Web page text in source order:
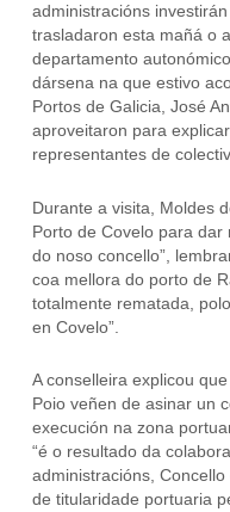
administracións
trasladaron esta mañá o
departamento
dársena na que estivo
Portos de Galicia, José
aproveitaron para
representantes de
Durante a visita, Moldes
Porto de Covelo para
do noso concello”,
coa mellora do porto de
totalmente rematada,
en Covelo”.
A conselleira explicou
Poio veñen de asinar un
execución na zona
“é o resultado da
administracións,
de titularidade portuaria